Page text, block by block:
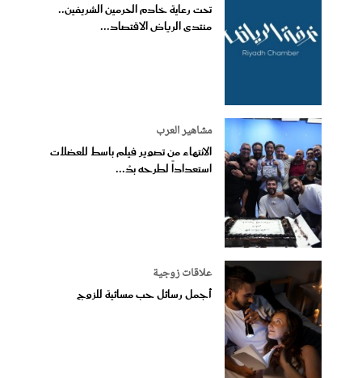
تحت رعاية خادم الحرمين الشريفين..
منتدى الرياض الاقتصاد...
مشاهير العرب
الانتهاء من تصوير فيلم باسط للعضلات
استعداداً لطرحه بدُ...
علاقات زوجية
أجمل رسائل حب مسائية للزوج